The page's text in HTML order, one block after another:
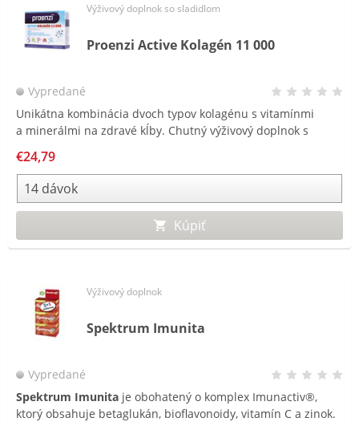
Výživový doplnok so sladidlom
Proenzi Active Kolagén 11 000
Vypredané
Unikátna kombinácia dvoch typov kolagénu s vitamínmi
a minerálmi na zdravé kĺby. Chutný výživový doplnok s
€24,79
Kúpiť
Výživový doplnok
Spektrum Imunita
Vypredané
Spektrum Imunita je obohatený o komplex Imunactiv®,
ktorý obsahuje betaglukán, bioflavonoidy, vitamín C a zinok.